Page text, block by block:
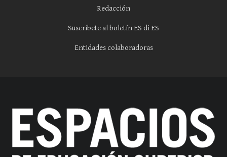
Redacción
Suscríbete al boletín ES di ES
Entidades colaboradoras